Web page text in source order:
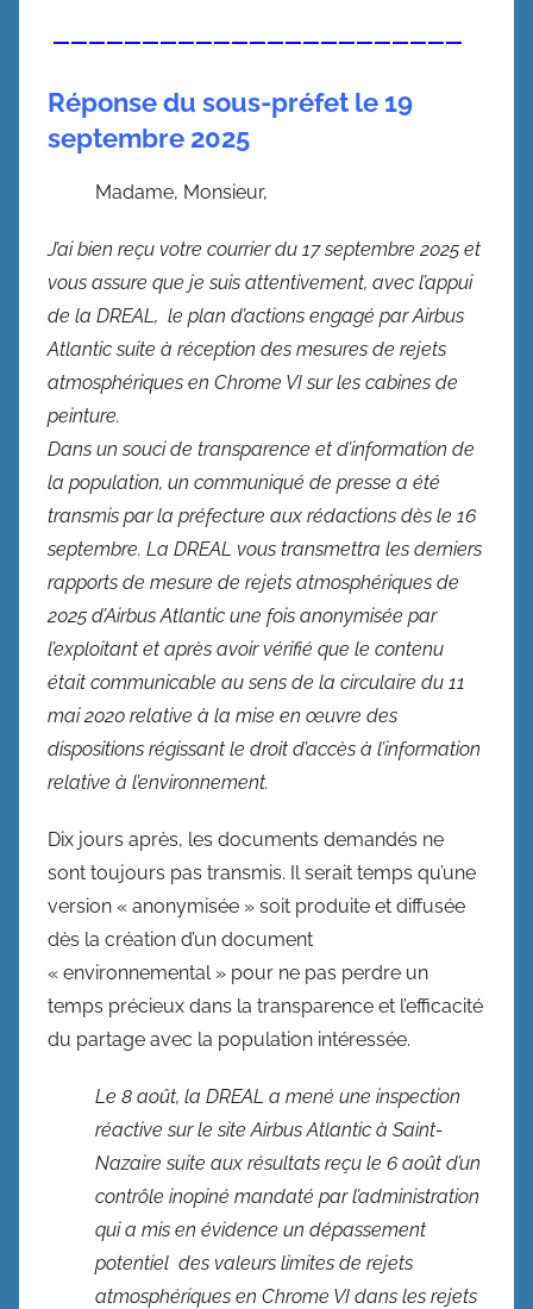
———————————————————————
Réponse du sous-préfet le 19
septembre 2025
Madame, Monsieur,
J’ai bien reçu votre courrier du 17 septembre 2025 et
vous assure que je suis attentivement, avec l’appui
de la DREAL, le plan d’actions engagé par Airbus
Atlantic suite à réception des mesures de rejets
atmosphériques en Chrome VI sur les cabines de
peinture.
Dans un souci de transparence et d’information de
la population, un communiqué de presse a été
transmis par la préfecture aux rédactions dès le 16
septembre. La DREAL vous transmettra les derniers
rapports de mesure de rejets atmosphériques de
2025 d’Airbus Atlantic une fois anonymisée par
l’exploitant et après avoir vérifié que le contenu
était communicable au sens de la circulaire du 11
mai 2020 relative à la mise en œuvre des
dispositions régissant le droit d’accès à l’information
relative à l’environnement.
Dix jours après, les documents demandés ne
sont toujours pas transmis. Il serait temps qu’une
version « anonymisée » soit produite et diffusée
dès la création d’un document
« environnemental » pour ne pas perdre un
temps précieux dans la transparence et l’efficacité
du partage avec la population intéressée.
Le 8 août, la DREAL a mené une inspection
réactive sur le site Airbus Atlantic à Saint-
Nazaire suite aux résultats reçu le 6 août d’un
contrôle inopiné mandaté par l’administration
qui a mis en évidence un dépassement
potentiel des valeurs limites de rejets
atmosphériques en Chrome VI dans les rejets